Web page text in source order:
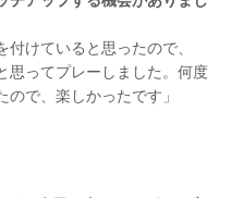
付けていると思ったので、
思ってプレーしました。何度
で、楽しかったです」